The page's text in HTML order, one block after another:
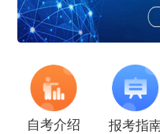
自考介绍 报考指